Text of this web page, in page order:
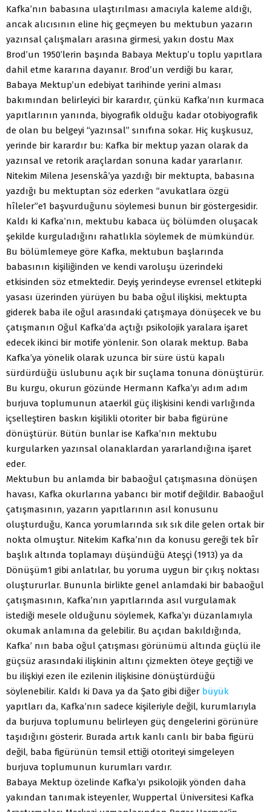
Kafka’nın babasına ulaştırılması amacıyla kaleme aldığı,
ancak alıcısının eline hiç geçmeyen bu mektubun yazarın
yazınsal çalışmaları arasına girmesi, yakın dostu Max
Brod’un 1950’lerin başında Babaya Mektup’u toplu yapıtlara
dahil etme kararına dayanır. Brod’un verdiği bu karar,
Babaya Mektup’un edebiyat tarihinde yerini alması
bakımından belirleyici bir karardır, çünkü Kafka’nın kurmaca
yapıtlarının yanında, biyografik olduğu kadar otobiyografik
de olan bu belgeyi “yazınsal” sınıfına sokar. Hiç kuşkusuz,
yerinde bir karardır bu: Kafka bir mektup yazan olarak da
yazınsal ve retorik araçlardan sonuna kadar yararlanır.
Nitekim Milena Jesenskâ’ya yazdığı bir mektupta, babasına
yazdığı bu mektuptan söz ederken “avukatlara özgü
hîleler”e1 başvurduğunu söylemesi bunun bir göstergesidir.
Kaldı ki Kafka’nın, mektubu kabaca üç bölümden oluşacak
şekilde kurguladığını rahatlıkla söylemek de mümkündür.
Bu bölümlemeye göre Kafka, mektubun başlarında
babasının kişiliğinden ve kendi varoluşu üzerindeki
etkisinden söz etmektedir. Deyiş yerindeyse evrensel etkitepki
yasası üzerinden yürüyen bu baba oğul ilişkisi, mektupta
giderek baba ile oğul arasındaki çatışmaya dönüşecek ve bu
çatışmanın Oğul Kafka’da açtığı psikolojik yaralara işaret
edecek ikinci bir motife yönlenir. Son olarak mektup. Baba
Kafka’ya yönelik olarak uzunca bir süre üstü kapalı
sürdürdüğü üslubunu açık bir suçlama tonuna dönüştürür.
Bu kurgu, okurun gözünde Hermann Kafka’yı adım adım
burjuva toplumunun ataerkil güç ilişkisini kendi varlığında
içselleştiren baskın kişilikli otoriter bir baba figürüne
dönüştürür. Bütün bunlar ise Kafka’nın mektubu
kurgularken yazınsal olanaklardan yararlandığına işaret
eder.
Mektubun bu anlamda bir babaoğul çatışmasına dönüşen
havası, Kafka okurlarına yabancı bir motif değildir. Babaoğul
çatışmasının, yazarın yapıtlarının asıl konusunu
oluşturduğu, Kanca yorumlarında sık sık dile gelen ortak bir
nokta olmuştur. Nitekim Kafka’nın da konusu gereği tek bîr
başlık altında toplamayı düşündüğü Ateşçi (1913) ya da
Dönüşüm1 gibi anlatılar, bu yoruma uygun bir çıkış noktası
oluştururlar. Bununla birlikte genel anlamdaki bir babaoğul
çatışmasının, Kafka’nın yapıtlarında asıl vurgulamak
istediği mesele olduğunu söylemek, Kafka’yı düzanlamıyla
okumak anlamına da gelebilir. Bu açıdan bakıldığında,
Kafka’ nın baba oğul çatışması görünümü altında güçlü ile
güçsüz arasındaki ilişkinin altını çizmekten öteye geçtiği ve
bu ilişkiyi ezen ile ezilenin ilişkisine dönüştürdüğü
söylenebilir. Kaldı ki Dava ya da Şato gibi diğer büyük
yapıtları da, Kafka’nın sadece kişileriyle değil, kurumlarıyla
da burjuva toplumunu belirleyen güç dengelerini görünüre
taşıdığını gösterir. Burada artık kanlı canlı bir baba figürü
değil, baba figürünün temsil ettiği otoriteyi simgeleyen
burjuva toplumunun kurumları vardır.
Babaya Mektup özelinde Kafka’yı psikolojik yönden daha
yakından tanımak isteyenler, Wuppertal Üniversitesi Kafka